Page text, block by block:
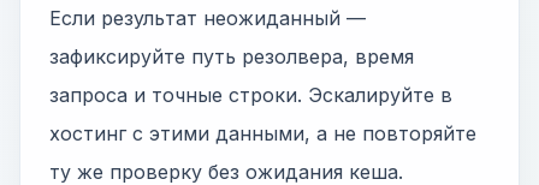
Если результат неожиданный —
зафиксируйте путь резолвера, время
запроса и точные строки. Эскалируйте в
хостинг с этими данными, а не повторяйте
ту же проверку без ожидания кеша.